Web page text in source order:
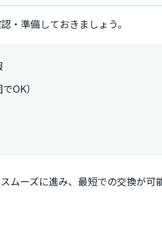
・準備しておきましょう。
OK）
ーズに進み、最短での交換が可